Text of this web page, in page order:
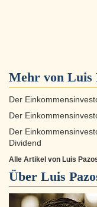
Mehr von Luis
Der
Der
Der
Dividend
Alle Artikel von Luis
Über Luis